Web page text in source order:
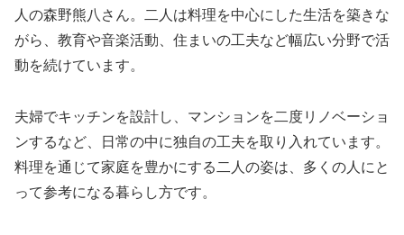
人の森野熊八さん。二人は料理を中心にした生活を築きな
がら、教育や音楽活動、住まいの工夫など幅広い分野で活
動を続けています。
夫婦でキッチンを設計し、マンションを二度リノベーショ
ンするなど、日常の中に独自の工夫を取り入れています。
料理を通じて家庭を豊かにする二人の姿は、多くの人にと
って参考になる暮らし方です。